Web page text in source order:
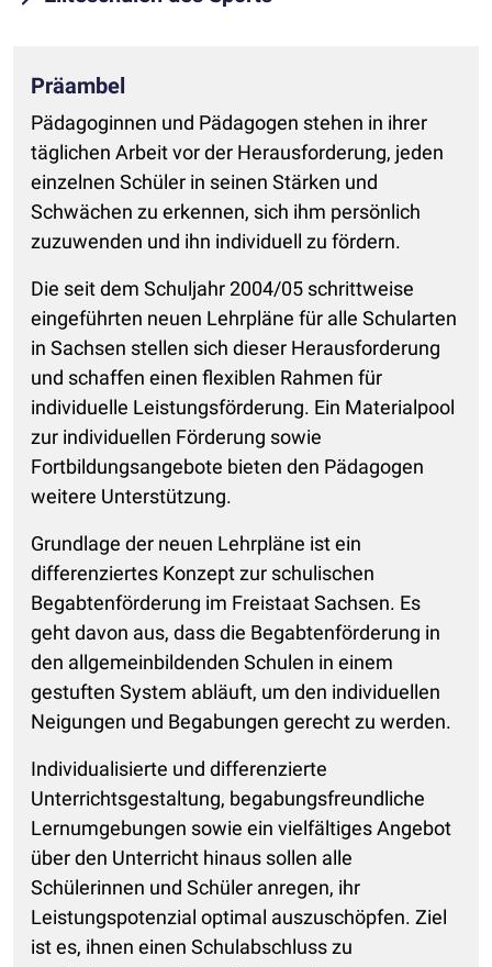
Präambel
Pädagoginnen und Pädagogen stehen in ihrer
täglichen Arbeit vor der Herausforderung, jeden
einzelnen Schüler in seinen Stärken und
Schwächen zu erkennen, sich ihm persönlich
zuzuwenden und ihn individuell zu fördern.
Die seit dem Schuljahr 2004/05 schrittweise
eingeführten neuen Lehrpläne für alle Schularten
in Sachsen stellen sich dieser Herausforderung
und schaffen einen flexiblen Rahmen für
individuelle Leistungsförderung. Ein Materialpool
zur individuellen Förderung sowie
Fortbildungsangebote bieten den Pädagogen
weitere Unterstützung.
Grundlage der neuen Lehrpläne ist ein
differenziertes Konzept zur schulischen
Begabtenförderung im Freistaat Sachsen. Es
geht davon aus, dass die Begabtenförderung in
den allgemeinbildenden Schulen in einem
gestuften System abläuft, um den individuellen
Neigungen und Begabungen gerecht zu werden.
Individualisierte und differenzierte
Unterrichtsgestaltung, begabungsfreundliche
Lernumgebungen sowie ein vielfältiges Angebot
über den Unterricht hinaus sollen alle
Schülerinnen und Schüler anregen, ihr
Leistungspotenzial optimal auszuschöpfen. Ziel
ist es, ihnen einen Schulabschluss zu